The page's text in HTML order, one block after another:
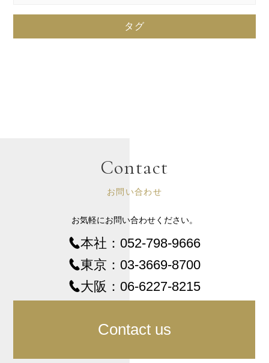
タグ
Contact
お問い合わせ
お気軽にお問い合わせください。
本社： 052-798-9666
東京： 03-3669-8700
大阪： 06-6227-8215
Contact us